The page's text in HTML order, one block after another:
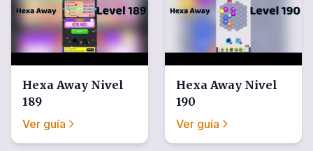
Hexa Away Nivel
189
Ver guía
Hexa Away Nivel
190
Ver guía